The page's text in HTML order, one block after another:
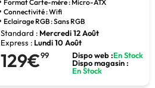
Format Carte-mère : Micro-ATX
Connectivité : Wifi
Eclairage RGB : Sans RGB
Standard : Mercredi 12 Août
Express : Lundi 10 Août
129€99 Dispo web :En Stock
Dispo magasin :
En Stock